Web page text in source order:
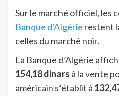
Sur le marché officiel, les
Banque d’Algérie restent
celles du marché noir.
La Banque d’Algérie
154,18 dinars à la vente
américain s’établit à